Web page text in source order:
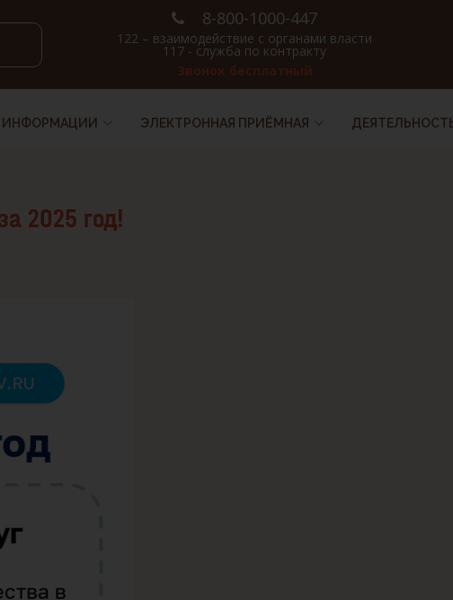
8-800-1000-447
122 – взаимодействие с органами власти
117 - служба по контракту
Звонок бесплатный
ИНФОРМАЦИИ ЭЛЕКТРОННАЯ ПРИЁМНАЯ
2025 год!